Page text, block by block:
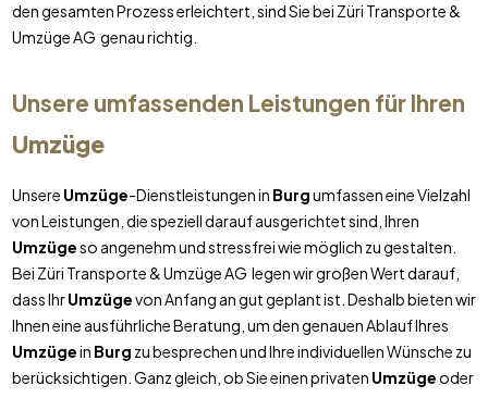
den gesamten Prozess erleichtert, sind Sie bei Züri Transporte &
Umzüge AG genau richtig.
Unsere umfassenden Leistungen für Ihren
Umzüge
Unsere Umzüge-Dienstleistungen in Burgumfassen eine Vielzahl
von Leistungen, die speziell darauf ausgerichtet sind, Ihren
Umzügeso angenehm und stressfrei wie möglich zu gestalten.
Bei Züri Transporte & Umzüge AG legen wir großen Wert darauf,
dass IhrUmzügevon Anfang an gut geplant ist. Deshalb bieten wir
Ihnen eine ausführliche Beratung, um den genauen Ablauf Ihres
Umzügein Burg zu besprechen und Ihre individuellen Wünsche zu
berücksichtigen. Ganz gleich, ob Sie einen privaten Umzügeoder